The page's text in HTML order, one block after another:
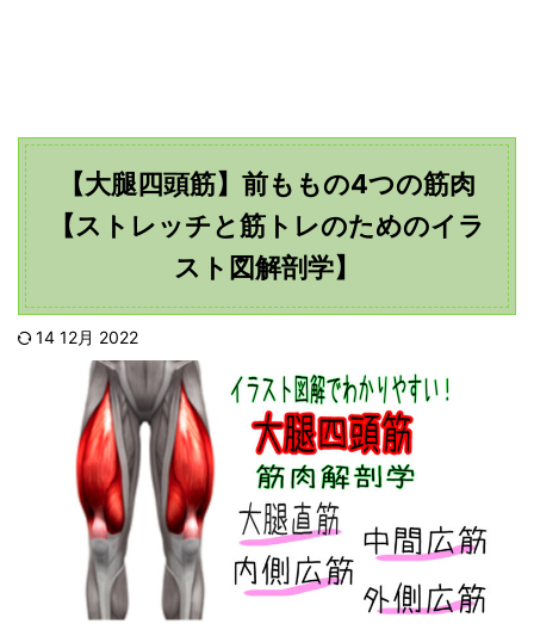
【大腿四頭筋】前ももの4つの筋肉
【ストレッチと筋トレのためのイラ
スト図解剖学】
14 12月 2022